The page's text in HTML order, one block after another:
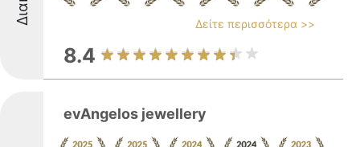
Δείτε περισσότερα >>
8.4
evAngelos jewellery